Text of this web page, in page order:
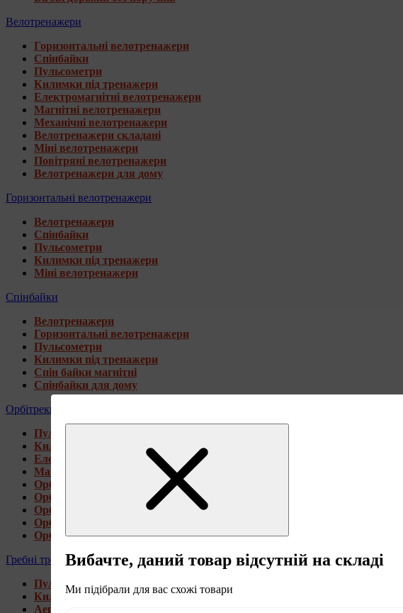
Велотренажери
Горизонтальні велотренажери
Спінбайки
Пульсометри
Килимки під тренажери
Електромагнітні велотренажери
Магнітні велотренажери
Механічні велотренажери
Велотренажери складані
Міні велотренажери
Повітряні велотренажери
Велотренажери для дому
Горизонтальні велотренажери
Велотренажери
Спінбайки
Пульсометри
Килимки під тренажери
Міні велотренажери
Спінбайки
Велотренажери
Горизонтальні велотренажери
Пульсометри
Килимки під тренажери
Спін байки магнітні
Спінбайки для дому
Орбітреки
Пульсометри
Килимки під тренажери
Електромагнітні орбітреки
Магнітні орбітреки
Орбітреки передньоприводні
Орбітреки задньоприводні
Орбітреки для високих користувачів
Орбітреки генераторні
Орбітреки для дому
Гребні тренажери
Пульсометри
Килимки під тренажери
Аеромагнітні гребні тренажери
Вибачте, даний товар відсутній на складі
Ми підібрали для вас схожі товари